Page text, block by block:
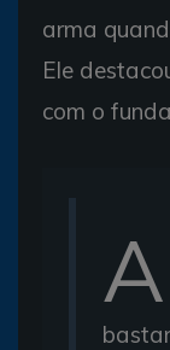
arma
Ele
com o
A